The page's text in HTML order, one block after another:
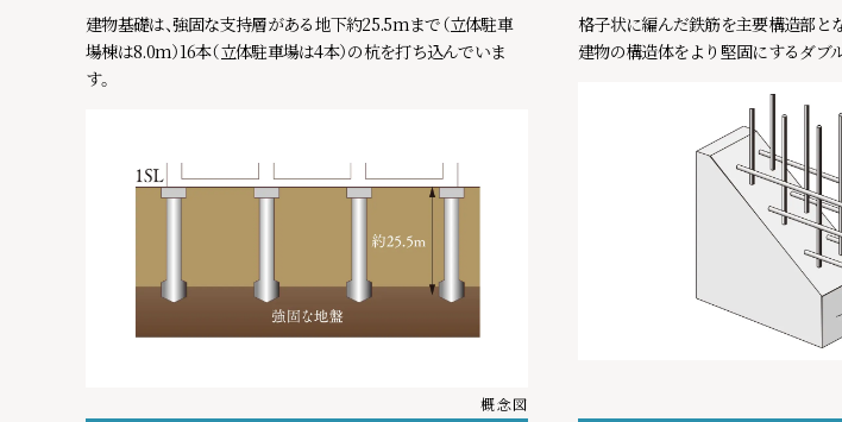
なにわ筋線×利便性ページを公開しました。
2025.07.15
建物基礎は、強固な支持層がある地下約25.5mまで（立体駐車
場棟は8.0m）16本（立体駐車場は4本）の杭を打ち込んでいま
す。
概念図
格子状に編んだ鉄筋を主要構造部と
建物の構造体をより堅固にするダブ